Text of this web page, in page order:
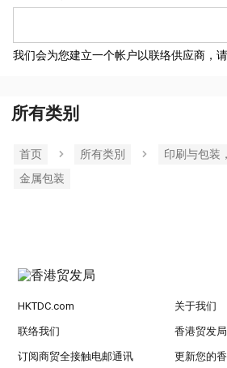
我们会为您建立一个帐户以联络供应商，
所有类别
首页 所有类別
印刷与包装
金属包装
HKTDC.com 关于我们
联络我们 香港贸发
订阅商贸全接触电邮通讯 更新您的